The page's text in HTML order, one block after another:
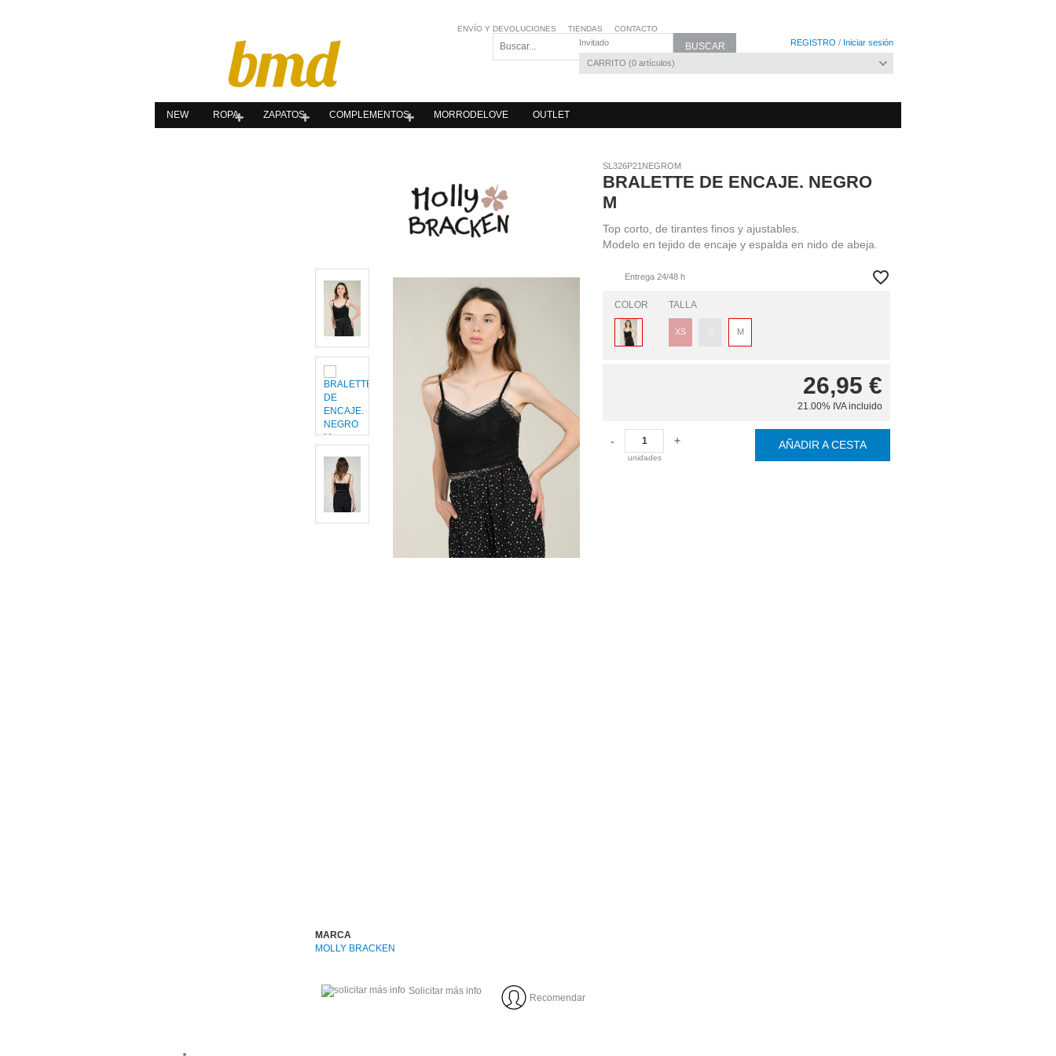
Invitado REGISTRO / Iniciar sesión
CARRITO 0 artículos
ENVÍO Y DEVOLUCIONES TIENDAS CONTACTO
NEW ROPA ZAPATOS COMPLEMENTOS MORRODELOVE OUTLET
SL326P21NEGROM
BRALETTE DE ENCAJE. NEGRO
M
Top corto, de tirantes finos y ajustables.
Modelo en tejido de encaje y espalda en nido de abeja.
Entrega 24/48 h
COLOR TALLA
XS M
26,95 €
21.00% IVA incluido
-
unidades
+ AÑADIR A CESTA
MARCA
MOLLY BRACKEN
Solicitar más info
Recomendar